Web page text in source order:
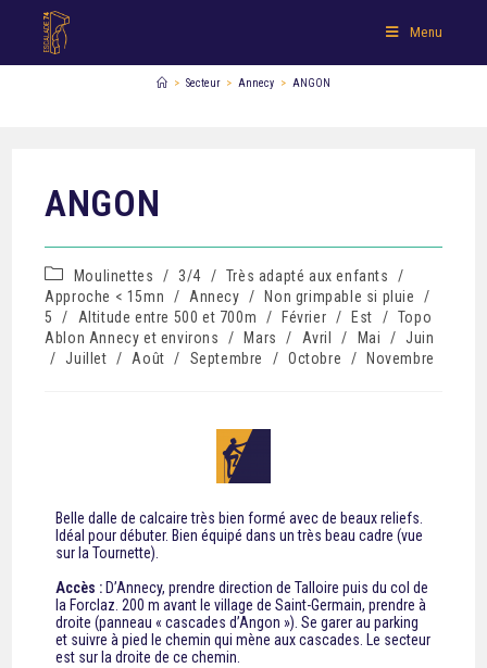
Menu
> Secteur > Annecy > ANGON
ANGON
Moulinettes / 3/4 / Très adapté aux enfants
/
Approche < 15mn
/ Annecy / Non grimpable si pluie
/
5
/ Altitude entre 500 et 700m / Février / Est / Topo
Ablon Annecy et environs
/ Mars / Avril / Mai / Juin
/ Juillet / Août / Septembre / Octobre / Novembre
Belle dalle de calcaire très bien formé avec de beaux reliefs.
Idéal pour débuter. Bien équipé dans un très beau cadre (vue
sur la Tournette).
Accès : D’Annecy, prendre direction de Talloire puis du col de
la Forclaz. 200 m avant le village de Saint-Germain, prendre à
droite (panneau « cascades d’Angon »). Se garer au parking
et suivre à pied le chemin qui mène aux cascades. Le secteur
est sur la droite de ce chemin.